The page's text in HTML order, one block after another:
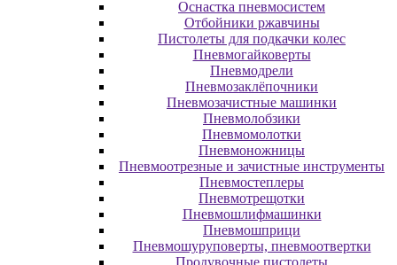
Оснастка пневмосистем
Отбойники ржавчины
Пистолеты для подкачки колес
Пневмогайковерты
Пневмодрели
Пневмозаклёпочники
Пневмозачистные машинки
Пневмолобзики
Пневмомолотки
Пневмоножницы
Пневмоотрезные и зачистные инструменты
Пневмостеплеры
Пневмотрещотки
Пневмошлифмашинки
Пневмошприци
Пневмошуруповерты, пневмоотвертки
Продувочные пистолеты